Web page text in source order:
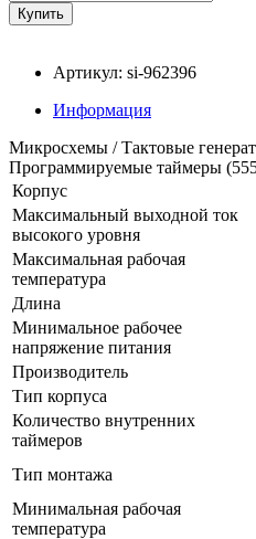
Артикул: si-962396
Информация
Микросхемы / Тактовые
Программируемые таймеры
Корпус
Максимальный выходной ток
высокого уровня
Максимальная рабочая
температура
Длина
Минимальное рабочее
напряжение питания
Производитель
Тип корпуса
Количество внутренних
таймеров
Тип монтажа
Минимальная рабочая
температура